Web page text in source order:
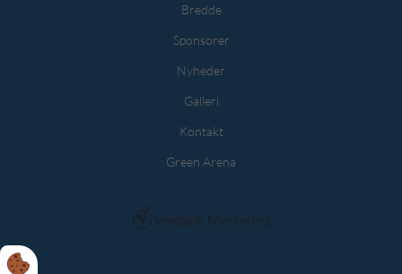
Bredde
Sponsorer
Nyheder
Galleri
Kontakt
Green Arena